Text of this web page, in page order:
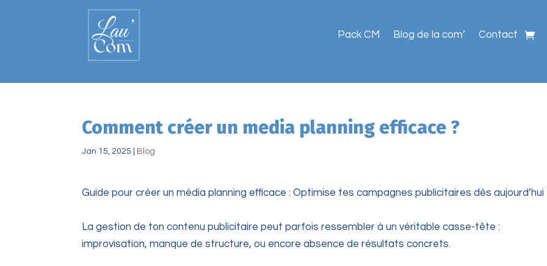
Pack CM Blog de la com’ Contact
Comment créer un media planning efficace ?
Jan 15, 2025 Blog
Guide pour créer un média planning efficace : Optimise tes campagnes publicitaires dès aujourd’hui
La gestion de ton contenu publicitaire peut parfois ressembler à un véritable casse-tête :
improvisation, manque de structure, ou encore absence de résultats concrets.